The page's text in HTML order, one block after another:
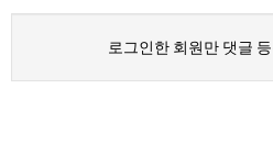
로그인한 회원만 댓글